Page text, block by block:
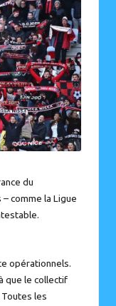
du
comme la Ligue
opérationnels.
que le collectif
les